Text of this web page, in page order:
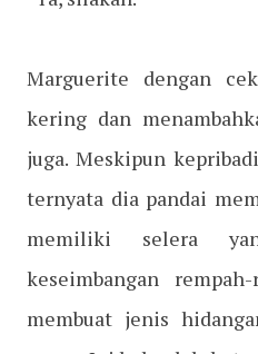
Marguerite dengan
kering dan
juga. Meskipun
ternyata dia pandai
memiliki selera
keseimbangan
membuat jenis